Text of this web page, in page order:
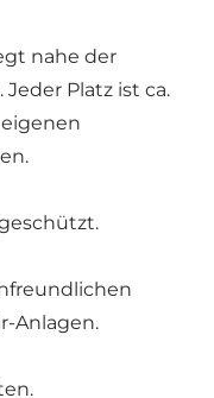
nahe der
Platz ist ca.
Anlagen.